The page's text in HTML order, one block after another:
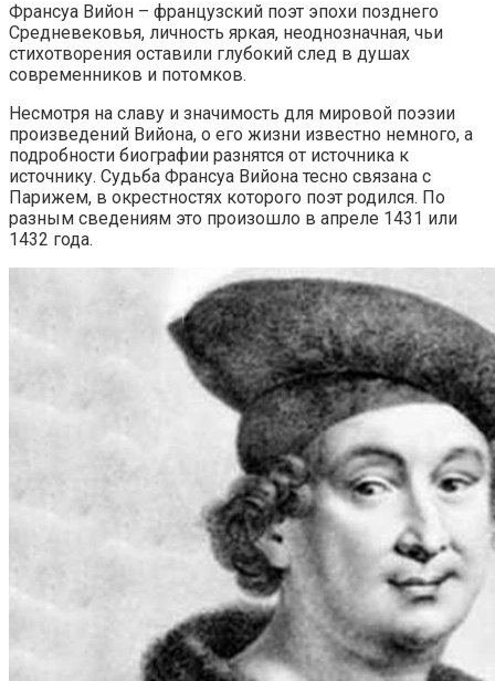
Франсуа Вийон – французский поэт эпохи позднего
Средневековья, личность яркая, неоднозначная, чьи
стихотворения оставили глубокий след в душах
современников и потомков.
Несмотря на славу и значимость для мировой поэзии
произведений Вийона, о его жизни известно немного, а
подробности биографии разнятся от источника к
источнику. Судьба Франсуа Вийона тесно связана с
Парижем, в окрестностях которого поэт родился. По
разным сведениям это произошло в апреле 1431 или
1432 года.